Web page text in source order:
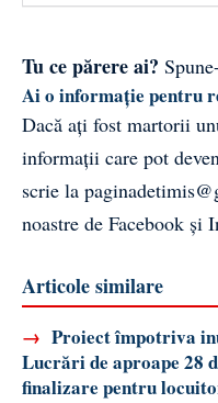
Tu ce părere ai?
Ai o informație pentru
Dacă ați fost martorii
informații care pot
scrie la
noastre de Facebook și
Articole similare
→ Proiect împotriva
Lucrări de aproape 28
finalizare pentru